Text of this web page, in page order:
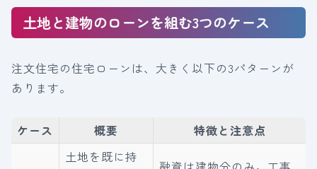
土地と建物のローンを組む3つのケース
注文住宅の住宅ローンは、大きく以下の3パターンが
あります。
ケース 概要 特徴と注意点
土地を既に持